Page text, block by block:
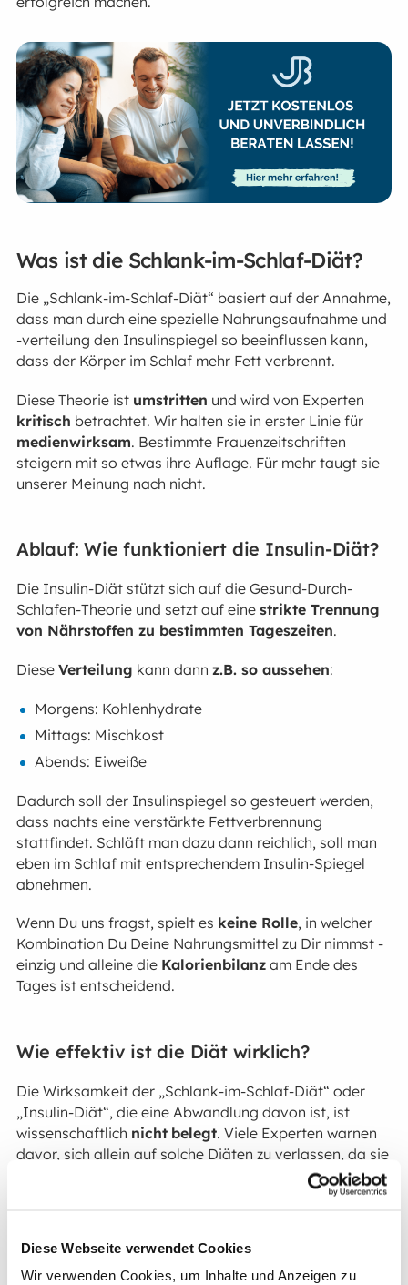
Diese Webseite verwendet Cookies
Wir verwenden Cookies, um Inhalte und Anzeigen zu
Was ist die Schlank-im-Schlaf-Diät?
Die „Schlank-im-Schlaf-Diät“ basiert auf der Annahme,
dass man durch eine spezielle Nahrungsaufnahme und
-verteilung den Insulinspiegel so beeinflussen kann,
dass der Körper im Schlaf mehr Fett verbrennt.
Diese Theorie ist umstritten und wird von Experten
kritisch betrachtet. Wir halten sie in erster Linie für
medienwirksam. Bestimmte Frauenzeitschriften
steigern mit so etwas ihre Auflage. Für mehr taugt sie
unserer Meinung nach nicht.
Ablauf: Wie funktioniert die Insulin-Diät?
Die Insulin-Diät stützt sich auf die Gesund-Durch-
Schlafen-Theorie und setzt auf eine strikte Trennung
von Nährstoffen zu bestimmten Tageszeiten.
Diese Verteilung kann dann z.B. so aussehen:
Morgens: Kohlenhydrate
Mittags: Mischkost
Abends: Eiweiße
Dadurch soll der Insulinspiegel so gesteuert werden,
dass nachts eine verstärkte Fettverbrennung
stattfindet. Schläft man dazu dann reichlich, soll man
eben im Schlaf mit entsprechendem Insulin-Spiegel
abnehmen.
Wenn Du uns fragst, spielt es keine Rolle, in welcher
Kombination Du Deine Nahrungsmittel zu Dir nimmst -
einzig und alleine die Kalorienbilanzam Ende des
Tages ist entscheidend.
Wie effektiv ist die Diät wirklich?
Die Wirksamkeit der „Schlank-im-Schlaf-Diät“ oder
„Insulin-Diät“, die eine Abwandlung davon ist, ist
wissenschaftlich nicht belegt. Viele Experten warnen
davor, sich allein auf solche Diäten zu verlassen, da sie
meist kurzfristige Erfolge bringen und oft nicht
Kaloriendefizit und einegesunde, langfristig
angelegte Ernährungsweise.